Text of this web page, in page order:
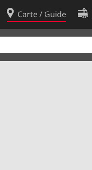
Carte / Guide